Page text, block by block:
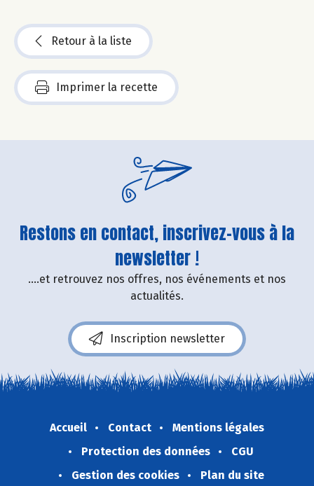
Retour à la liste
Imprimer la recette
Restons en contact, inscrivez-vous à la
newsletter !
....et retrouvez nos offres, nos événements et nos
actualités.
Inscription newsletter
Accueil Contact
Mentions légales
Protection des données
CGU
Gestion des cookies
Plan du site